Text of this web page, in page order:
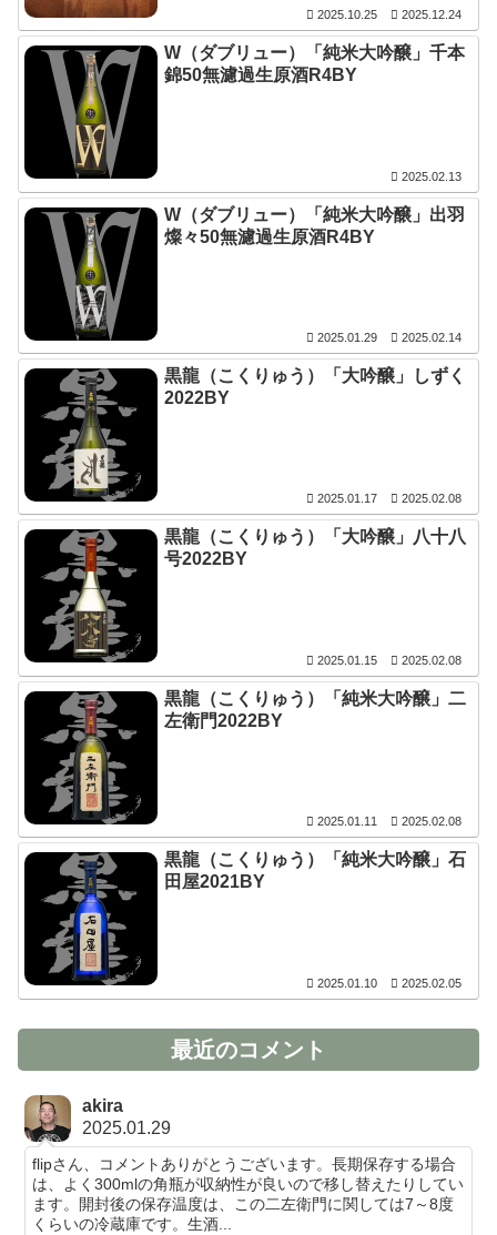
2025.10.25 2025.12.24
W（ダブリュー）「純米大吟醸」千本
錦50無濾過生原酒R4BY
2025.02.13
W（ダブリュー）「純米大吟醸」出羽
燦々50無濾過生原酒R4BY
2025.01.29 2025.02.14
黒龍（こくりゅう）「大吟醸」しずく
2022BY
2025.01.17 2025.02.08
黒龍（こくりゅう）「大吟醸」八十八
号2022BY
2025.01.15 2025.02.08
黒龍（こくりゅう）「純米大吟醸」二
左衛門2022BY
2025.01.11 2025.02.08
黒龍（こくりゅう）「純米大吟醸」石
田屋2021BY
2025.01.10 2025.02.05
最近のコメント
akira
2025.01.29
flipさん、コメントありがとうございます。長期保存する場合
は、よく300mlの角瓶が収納性が良いので移し替えたりしてい
ます。開封後の保存温度は、この二左衛門に関しては7～8度
くらいの冷蔵庫です。生酒...